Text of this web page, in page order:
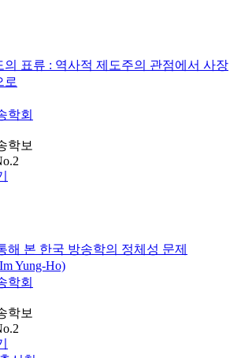
의 표류 : 역사적 제도주의 관점에서 사장
로
학회
학보
해 본 한국 방송학의 정체성 문제
Yung-Ho)
학회
학보